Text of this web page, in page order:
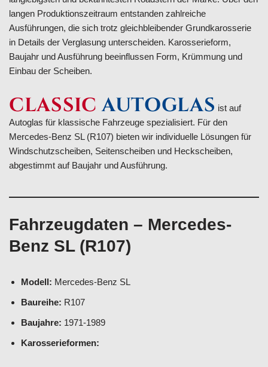
langen Produktionszeitraum entstanden zahlreiche
Ausführungen, die sich trotz gleichbleibender Grundkarosserie
in Details der Verglasung unterscheiden. Karosserieform,
Baujahr und Ausführung beeinflussen Form, Krümmung und
Einbau der Scheiben.
CLASSIC AUTOGLAS ist auf
Autoglas für klassische Fahrzeuge spezialisiert. Für den
Mercedes-Benz SL (R107) bieten wir individuelle Lösungen für
Windschutzscheiben, Seitenscheiben und Heckscheiben,
abgestimmt auf Baujahr und Ausführung.
Fahrzeugdaten – Mercedes-
Benz SL (R107)
Modell: Mercedes-Benz SL
Baureihe: R107
Baujahre: 1971-1989
Karosserieformen: